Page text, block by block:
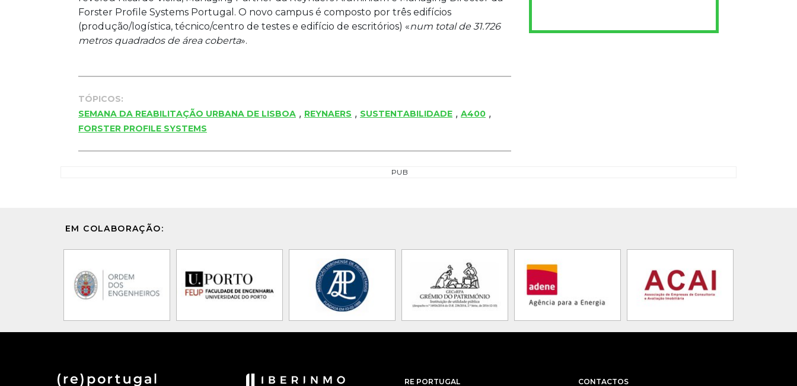
Forster Profile Systems Portugal. O novo campus é composto por três edifícios
(produção/logística, técnico/centro de testes e edifício de escritórios) «num total de 31.726
metros quadrados de área coberta».
TÓPICOS:
SEMANA DA REABILITAÇÃO URBANA DE LISBOA , REYNAERS , SUSTENTABILIDADE , A400 ,
FORSTER PROFILE SYSTEMS
PUB
EM COLABORAÇÃO:
RE PORTUGAL CONTACTOS